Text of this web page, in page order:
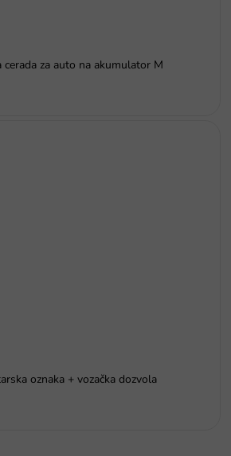
za auto na akumulator M
oznaka + vozačka dozvola